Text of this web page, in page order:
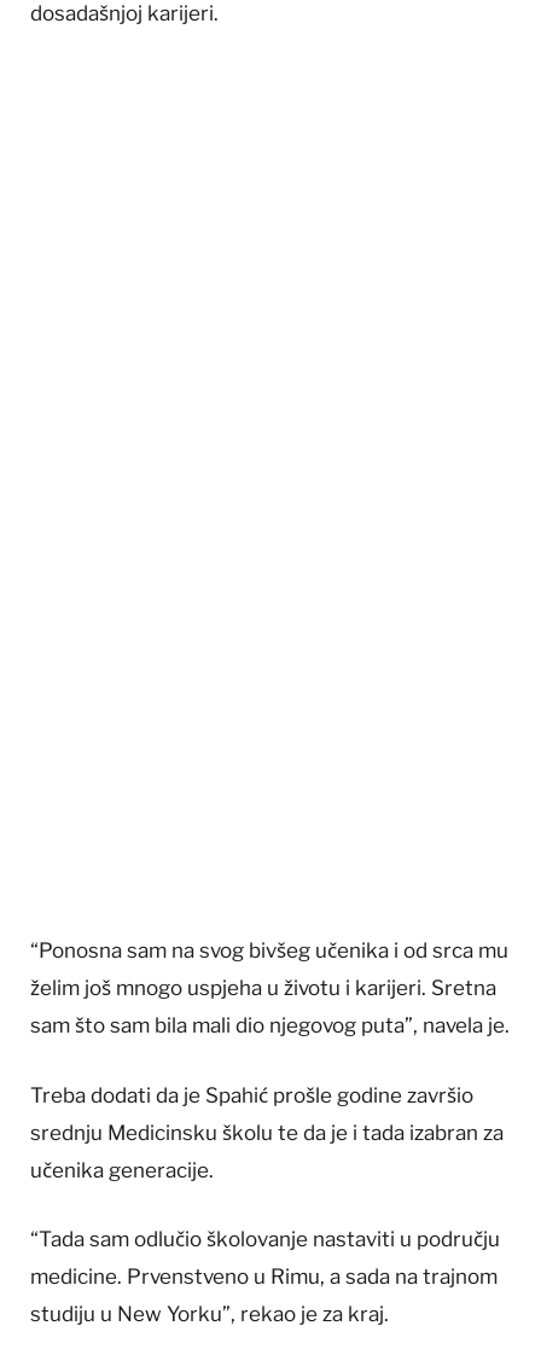
dosadašnjoj karijeri.
“Ponosna sam na svog bivšeg učenika i od srca mu
želim još mnogo uspjeha u životu i karijeri. Sretna
sam što sam bila mali dio njegovog puta”, navela je.
Treba dodati da je Spahić prošle godine završio
srednju Medicinsku školu te da je i tada izabran za
učenika generacije.
“Tada sam odlučio školovanje nastaviti u području
medicine. Prvenstveno u Rimu, a sada na trajnom
studiju u New Yorku”, rekao je za kraj.